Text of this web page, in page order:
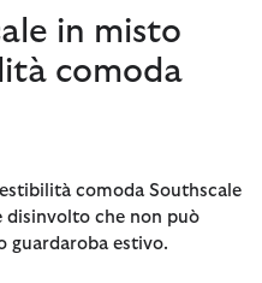
in misto
comoda
comoda Southscale
disinvolto che non può
guardaroba estivo.